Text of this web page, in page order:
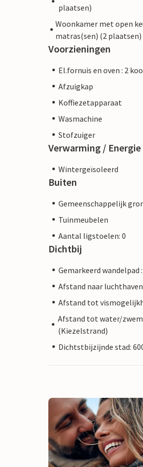
plaatsen)
Woonkamer met open
matras(sen) (2 plaatsen)
Voorzieningen
El.fornuis en oven : 2
Afzuigkap
Koffiezetapparaat
Wasmachine
Stofzuiger
Verwarming / Energie
Wintergeïsoleerd
Buiten
Gemeenschappelijk
Tuinmeubelen
Aantal ligstoelen: 0
Dichtbij
Gemarkeerd wandelpad
Afstand naar
Afstand tot
Afstand tot water/
(Kiezelstrand)
Dichtstbijzijnde stad: